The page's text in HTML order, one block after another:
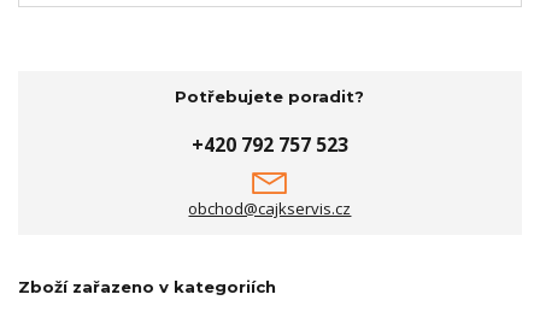
Potřebujete poradit?
+420 792 757 523
obchod@cajkservis.cz
Zboží zařazeno v kategoriích